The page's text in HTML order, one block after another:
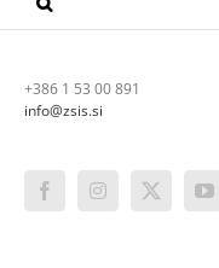
+386 1 53 00 891
info@zsis.si
FacebookInstagram
X